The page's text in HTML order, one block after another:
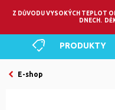
Z DŮVODU VYSOKÝCH TEPLOT
DNECH.
PRODUKTY
E-shop